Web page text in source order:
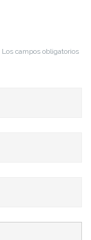
Los campos obligatorios